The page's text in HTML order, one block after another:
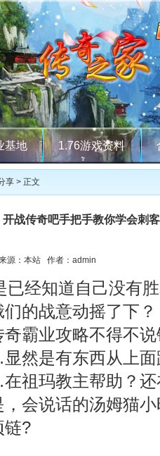
基地 1.76游戏资料
享 > 正文
开战传奇吧手把手教你学会刺
源：本站 作者：admin
经知道自己没有
们的战意动摇了下
霸业攻略不得不
然是有东西从上面
祖玛教主帮助？还
会说话的汤姆猫
链?